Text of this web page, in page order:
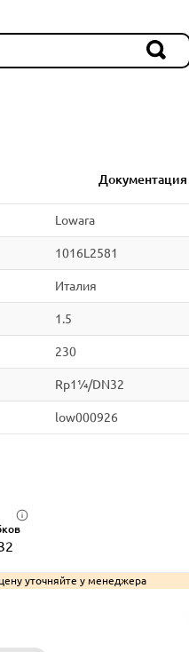
Документация
Lowara
1016L2581
Италия
1.5
230
Rp1¼/DN32
low000926
уточняйте у менеджера